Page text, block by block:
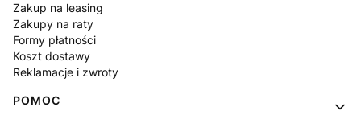
Zakup na leasing
Zakupy na raty
Formy płatności
Koszt dostawy
Reklamacje i zwroty
POMOC